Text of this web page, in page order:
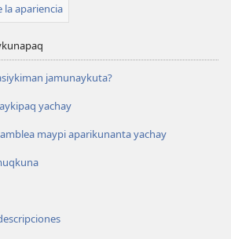
apariencia
jamunaykuta?
yachay
maypi aparikunanta yachay